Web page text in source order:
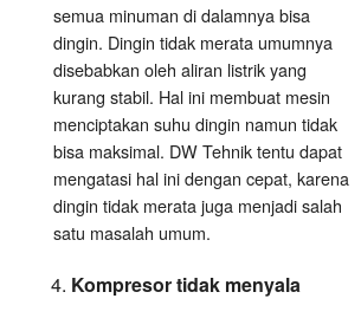
semua minuman di dalamnya bisa
dingin. Dingin tidak merata umumnya
disebabkan oleh aliran listrik yang
kurang stabil. Hal ini membuat mesin
menciptakan suhu dingin namun tidak
bisa maksimal. DW Tehnik tentu dapat
mengatasi hal ini dengan cepat, karena
dingin tidak merata juga menjadi salah
satu masalah umum.
Kompresor tidak menyala